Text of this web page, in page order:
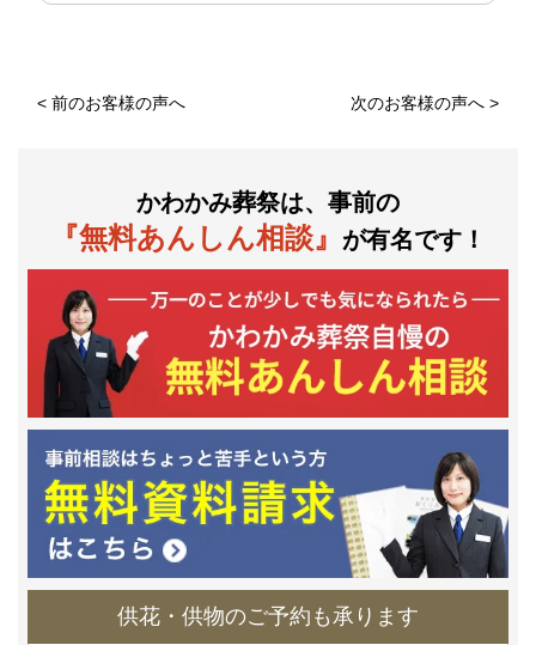
<前のお客様の声へ 次のお客様の声へ>
かわかみ葬祭は、事前の
『無料あんしん相談』 が有名です！
供花・供物のご予約も承ります